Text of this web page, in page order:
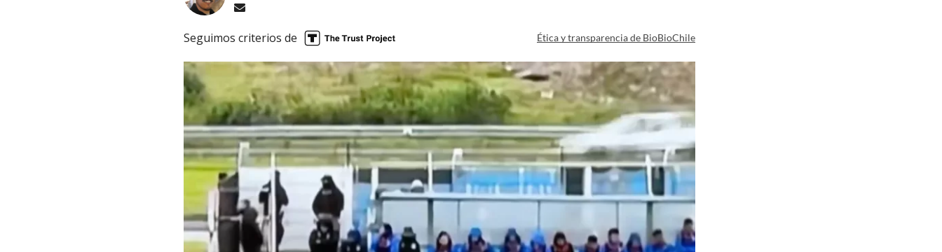
Seguimos criterios de Ética y transparencia de BioBioChile